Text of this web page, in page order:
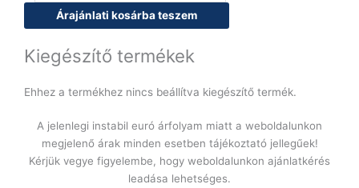
elektromos
osztott,
sima
bordázott
króm
mennyiség
Árajánlati kosárba teszem
Kiegészítő termékek
Ehhez a termékhez nincs beállítva kiegészítő termék.
A jelenlegi instabil euró árfolyam miatt a weboldalunkon
megjelenő árak minden esetben tájékoztató jellegűek!
Kérjük vegye figyelembe, hogy weboldalunkon ajánlatkérés
leadása lehetséges.